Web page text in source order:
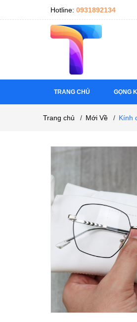
Hotline: 0931892134
TRANG CHỦ GỌNG
Trang chủ / Mới Về / Kính